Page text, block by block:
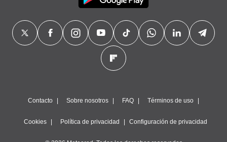
1199
Contacto Sobre nosotros FAQ Términos de uso
Cookies Política de privacidad Configuración de privacidad